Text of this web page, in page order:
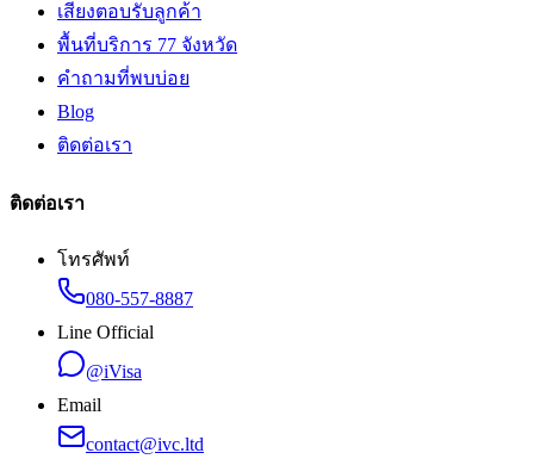
เสียงตอบรับลูกค้า
พื้นที่บริการ 77 จังหวัด
คำถามที่พบบ่อย
Blog
ติดต่อเรา
ติดต่อเรา
โทรศัพท์
080-557-8887
Line Official
@iVisa
Email
contact@ivc.ltd